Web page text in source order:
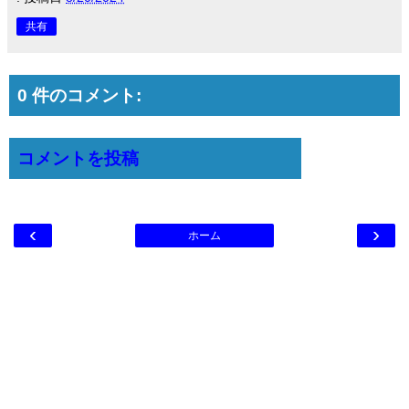
共有
0 件のコメント:
コメントを投稿
‹ ›
ホーム